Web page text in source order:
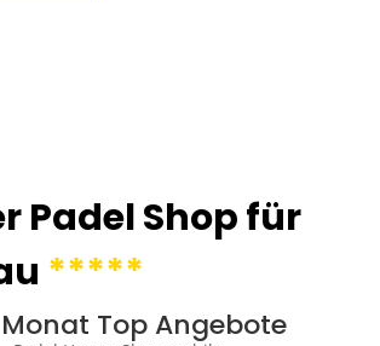
Padel Shop für
*****
Top Angebote